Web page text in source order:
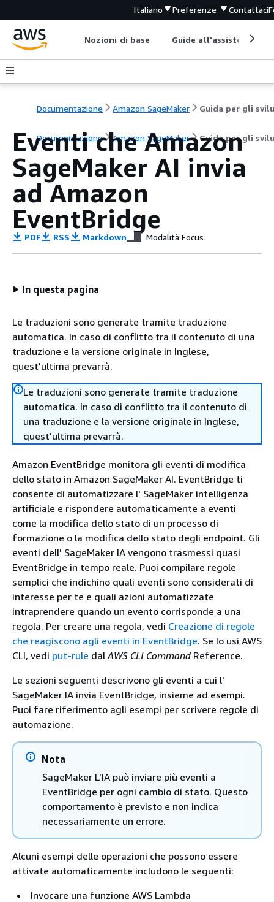
Italiano Preferenze Contattaci
Nozioni di base Guide all'assistenza
Documentazione Amazon SageMaker
Documentazione Amazon SageMaker Guida per gli
Eventi che Amazon
SageMaker AI invia
ad Amazon
EventBridge
PDF RSS Markdown Modalità Focus
In questa pagina
Le traduzioni sono generate tramite traduzione
automatica. In caso di conflitto tra il contenuto di una
traduzione e la versione originale in Inglese,
quest'ultima prevarrà.
Le traduzioni sono generate tramite traduzione
automatica. In caso di conflitto tra il contenuto di
una traduzione e la versione originale in Inglese,
quest'ultima prevarrà.
Amazon EventBridge monitora gli eventi di modifica
dello stato in Amazon SageMaker AI. EventBridge ti
consente di automatizzare l' SageMaker intelligenza
artificiale e rispondere automaticamente a eventi
come la modifica dello stato di un processo di
formazione o la modifica dello stato degli endpoint. Gli
eventi dell' SageMaker IA vengono trasmessi quasi
EventBridge in tempo reale. Puoi compilare regole
semplici che indichino quali eventi sono considerati di
interesse per te e quali azioni automatizzate
intraprendere quando un evento corrisponde a una
regola. Per creare una regola, vedi Creazione di regole
che reagiscono agli eventi in EventBridge. Se lo usi AWS
CLI, vedi put-rule dalAWS CLI Command Reference.
Le sezioni seguenti descrivono gli eventi a cui l'
SageMaker IA invia EventBridge, insieme ad esempi.
Puoi fare riferimento agli esempi per scrivere regole di
automazione.
Nota
SageMaker L'IA può inviare più eventi a
EventBridge per ogni cambio di stato. Questo
comportamento è previsto e non indica
necessariamente un errore.
Alcuni esempi delle operazioni che possono essere
attivate automaticamente includono le seguenti:
Invocare una funzione AWS Lambda